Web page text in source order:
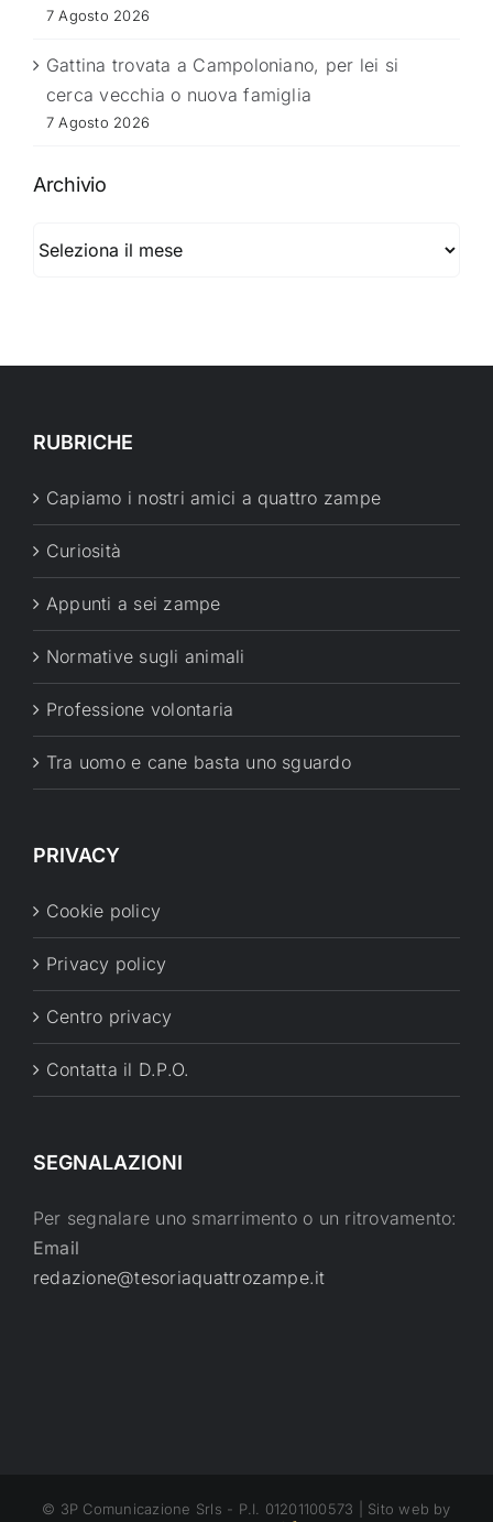
7 Agosto 2026
Gattina trovata a Campoloniano, per lei si
cerca vecchia o nuova famiglia
7 Agosto 2026
Archivio
RUBRICHE
Capiamo i nostri amici a quattro zampe
Curiosità
Appunti a sei zampe
Normative sugli animali
Professione volontaria
Tra uomo e cane basta uno sguardo
PRIVACY
Cookie policy
Privacy policy
Centro privacy
Contatta il D.P.O.
SEGNALAZIONI
Per segnalare uno smarrimento o un ritrovamento:
Email
redazione@tesoriaquattrozampe.it
© 3P Comunicazione Srls - P.I. 01201100573 | Sito web by